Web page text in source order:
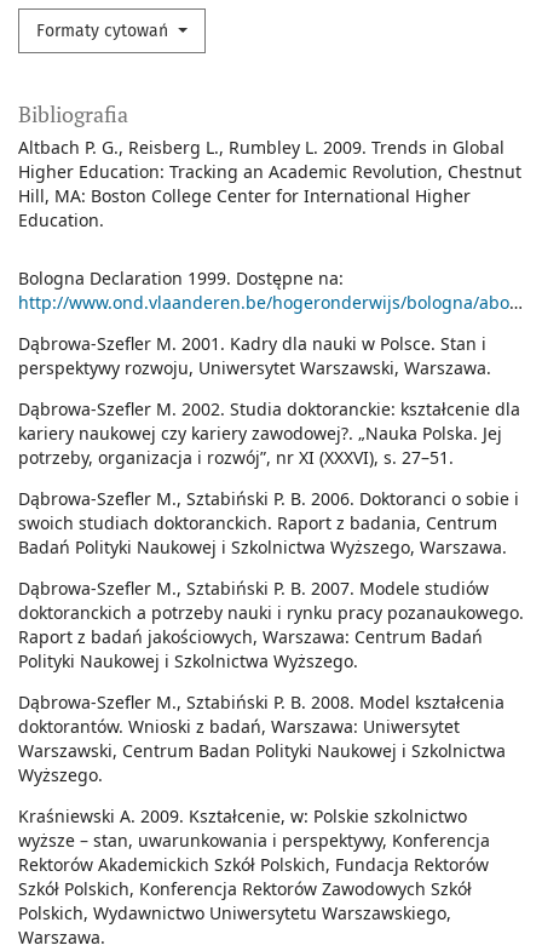
Formaty cytowań
Bibliografia
Altbach P. G., Reisberg L., Rumbley L. 2009. Trends in Global
Higher Education: Tracking an Academic Revolution, Chestnut
Hill, MA: Boston College Center for International Higher
Education.
Bologna Declaration 1999. Dostępne na:
http://www.ond.vlaanderen.be/hogeronderwijs/bologna/about/
Dąbrowa-Szefler M. 2001. Kadry dla nauki w Polsce. Stan i
perspektywy rozwoju, Uniwersytet Warszawski, Warszawa.
Dąbrowa-Szefler M. 2002. Studia doktoranckie: kształcenie dla
kariery naukowej czy kariery zawodowej?. „Nauka Polska. Jej
potrzeby, organizacja i rozwój”, nr XI (XXXVI), s. 27–51.
Dąbrowa-Szefler M., Sztabiński P. B. 2006. Doktoranci o sobie i
swoich studiach doktoranckich. Raport z badania, Centrum
Badań Polityki Naukowej i Szkolnictwa Wyższego, Warszawa.
Dąbrowa-Szefler M., Sztabiński P. B. 2007. Modele studiów
doktoranckich a potrzeby nauki i rynku pracy pozanaukowego.
Raport z badań jakościowych, Warszawa: Centrum Badań
Polityki Naukowej i Szkolnictwa Wyższego.
Dąbrowa-Szefler M., Sztabiński P. B. 2008. Model kształcenia
doktorantów. Wnioski z badań, Warszawa: Uniwersytet
Warszawski, Centrum Badan Polityki Naukowej i Szkolnictwa
Wyższego.
Kraśniewski A. 2009. Kształcenie, w: Polskie szkolnictwo
wyższe – stan, uwarunkowania i perspektywy, Konferencja
Rektorów Akademickich Szkół Polskich, Fundacja Rektorów
Szkół Polskich, Konferencja Rektorów Zawodowych Szkół
Polskich, Wydawnictwo Uniwersytetu Warszawskiego,
Warszawa.